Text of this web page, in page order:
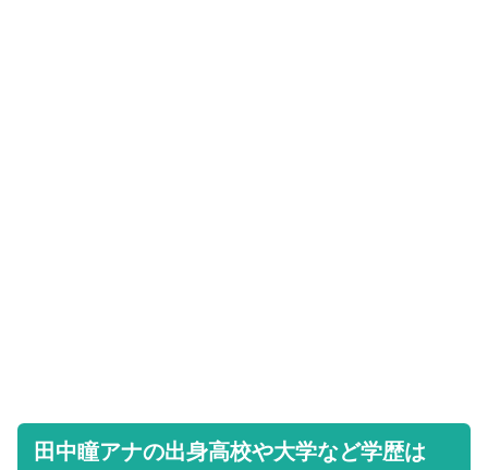
田中瞳アナの出身高校や大学など学歴は